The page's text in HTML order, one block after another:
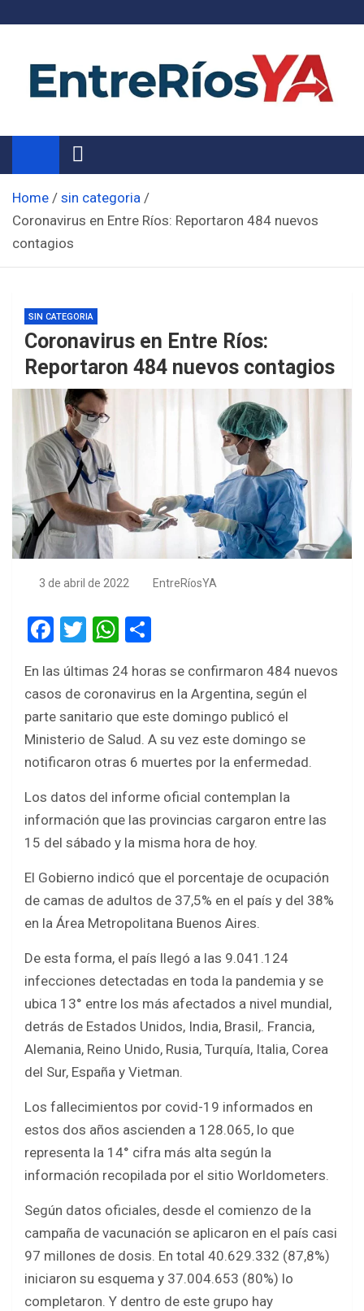
Noticias de Entre Ríos
Información de toda la provincia ahora
Home
sin categoria
Coronavirus en Entre Ríos: Reportaron 484 nuevos
contagios
SIN CATEGORIA
Coronavirus en Entre Ríos:
Reportaron 484 nuevos contagios
3 de abril de 2022 EntreRíosYA
F
ce
b
o
o
k
T
tt
er
W
at
s
A
p
p
ar
e
En las últimas 24 horas se confirmaron 484 nuevos
casos de coronavirus en la Argentina, según el
parte sanitario que este domingo publicó el
Ministerio de Salud. A su vez este domingo se
notificaron otras 6 muertes por la enfermedad.
Los datos del informe oficial contemplan la
información que las provincias cargaron entre las
15 del sábado y la misma hora de hoy.
El Gobierno indicó que el porcentaje de ocupación
de camas de adultos de 37,5% en el país y del 38%
en la Área Metropolitana Buenos Aires.
De esta forma, el país llegó a las 9.041.124
infecciones detectadas en toda la pandemia y se
ubica 13° entre los más afectados a nivel mundial,
detrás de Estados Unidos, India, Brasil,. Francia,
Alemania, Reino Unido, Rusia, Turquía, Italia, Corea
del Sur, España y Vietman.
Los fallecimientos por covid-19 informados en
estos dos años ascienden a 128.065, lo que
representa la 14° cifra más alta según la
información recopilada por el sitio Worldometers.
Según datos oficiales, desde el comienzo de la
campaña de vacunación se aplicaron en el país casi
97 millones de dosis. En total 40.629.332 (87,8%)
iniciaron su esquema y 37.004.653 (80%) lo
completaron. Y dentro de este grupo hay